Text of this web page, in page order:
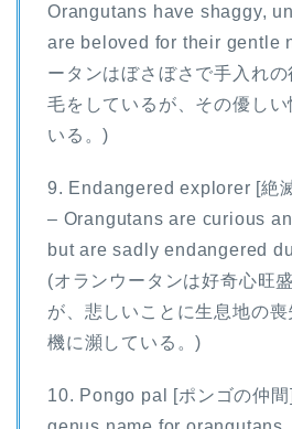
Orangutans have shaggy,
are beloved for their gentle
ータンはぼさぼさで手入れ
毛をしているが、その優し
いる。)
9. Endangered explorer [絶
– Orangutans are curious
but are sadly endangered
(オランウータンは好奇心旺
が、悲しいことに生息地の
機に瀕している。)
10. Pongo pal [ポンゴの仲